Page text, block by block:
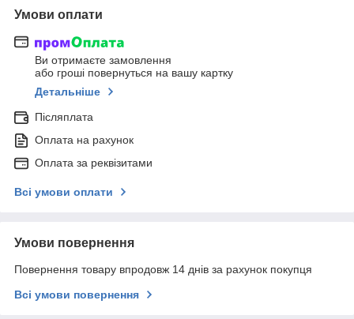
Умови оплати
Ви отримаєте замовлення
або гроші повернуться на вашу картку
Детальніше
Післяплата
Оплата на рахунок
Оплата за реквізитами
Всі умови оплати
Умови повернення
Повернення товару впродовж 14 днів за рахунок покупця
Всі умови повернення